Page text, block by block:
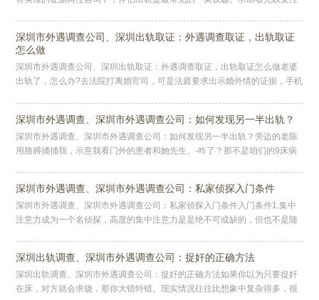
深圳市外遇调查公司、深圳出轨取证：外遇调查取证，出轨取证
怎么做
深圳市外遇调查公司、深圳出轨取证：外遇调查取证，出轨取证怎么做老婆
出轨了，怎么办?去法院打离婚官司，可是法庭要求出示婚外情的证据，手机
深圳市外遇调查、深圳市外遇调查公司：如何发现另一半出轨？
深圳市外遇调查、深圳市外遇调查公司：如何发现另一半出轨？旁边的老陈
用胳膊捅捅我，示意我看门外的患者和她先生。-咋了？那不是咱们的9床病
深圳市外遇调查、深圳市外遇调查公司：私家侦探入门条件
深圳市外遇调查、深圳市外遇调查公司：私家侦探入门条件入门条件1.集中
注意力成为一个名侦探，高度的集中注意力是是绝不可或缺的，但也不是随
深圳出轨调查、深圳市外遇调查公司：捉奸的正确方法
深圳出轨调查、深圳市外遇调查公司：捉奸的正确方法如果你以为只要捉奸
在床，对方就会求饶，那你大错特错。现实情况往往比想象中复杂得多，很